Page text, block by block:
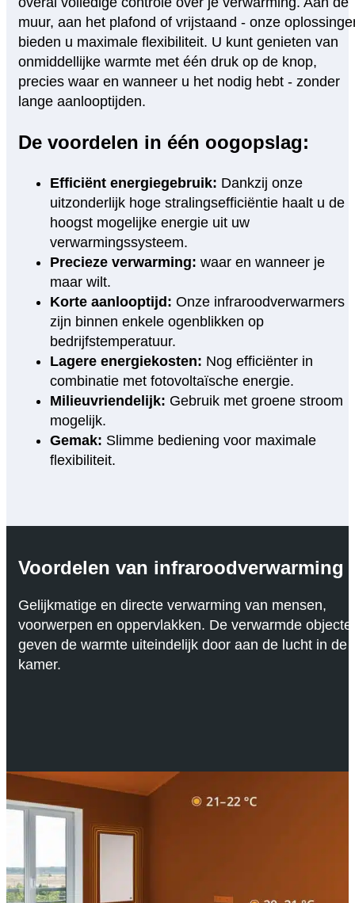
muur, aan het plafond of vrijstaand - onze
bieden u maximale flexibiliteit. U kunt genieten van
onmiddellijke warmte met één druk op de knop,
precies waar en wanneer u het nodig hebt - zonder
lange aanlooptijden.
De voordelen in één oogopslag:
Efficiënt energiegebruik: Dankzij onze
uitzonderlijk hoge stralingsefficiëntie haalt u de
hoogst mogelijke energie uit uw
verwarmingssysteem.
Precieze verwarming: waar en wanneer je
maar wilt.
Korte aanlooptijd: Onze infraroodverwarmers
zijn binnen enkele ogenblikken op
bedrijfstemperatuur.
Lagere energiekosten: Nog efficiënter in
combinatie met fotovoltaïsche energie.
Milieuvriendelijk: Gebruik met groene stroom
mogelijk.
Gemak: Slimme bediening voor maximale
flexibiliteit.
Voordelen van infraroodverwarming
Gelijkmatige en directe verwarming van mensen,
voorwerpen en oppervlakken. De verwarmde
geven de warmte uiteindelijk door aan de lucht in de
kamer.